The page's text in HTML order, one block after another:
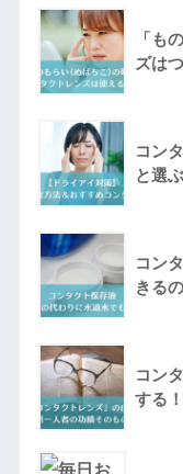
「も
ズは
コン
と選
コン
きる
コン
する